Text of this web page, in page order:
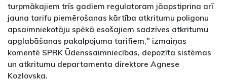
turpmākajiem trīs gadiem regulatoram jāapstiprina arī
jauna tarifu piemērošanas kārtība atkritumu poligonu
apsaimniekotāju spēkā esošajiem sadzīves atkritumu
apglabāšanas pakalpojuma tarifiem," izmaiņas
komentē SPRK Ūdenssaimniecības, depozīta sistēmas
un atkritumu departamenta direktore Agnese
Kozlovska.